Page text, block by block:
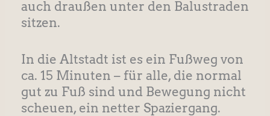
auch draußen unter den Balustraden
sitzen.
In die Altstadt ist es ein Fußweg von
ca. 15 Minuten – für alle, die normal
gut zu Fuß sind und Bewegung nicht
scheuen, ein netter Spaziergang.